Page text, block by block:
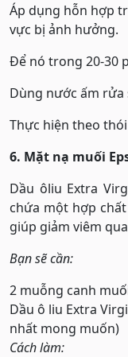
Áp dụng hỗn hợp
vực bị ảnh hưởng.
Để nó trong 20-30
Dùng nước ấm rửa
Thực hiện theo
6. Mặt nạ muối
Dầu ôliu Extra
chứa một hợp
giúp giảm viêm
Bạn sẽ cần:
2 muỗng canh
Dầu ô liu Extra
nhất mong muốn)
Cách làm: